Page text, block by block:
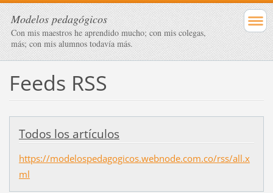
Modelos pedagógicos
Con mis maestros he aprendido mucho; con mis colegas,
más; con mis alumnos todavía más.
Feeds RSS
Todos los artículos
https://modelospedagogicos.webnode.com.co/rss/all.x
ml